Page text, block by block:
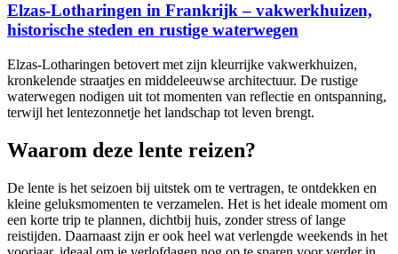
Elzas-Lotharingen in Frankrijk – vakwerkhuizen,
historische steden en rustige waterwegen
Elzas-Lotharingen betovert met zijn kleurrijke vakwerkhuizen,
kronkelende straatjes en middeleeuwse architectuur. De rustige
waterwegen nodigen uit tot momenten van reflectie en ontspanning,
terwijl het lentezonnetje het landschap tot leven brengt.
Waarom deze lente reizen?
De lente is het seizoen bij uitstek om te vertragen, te ontdekken en
kleine geluksmomenten te verzamelen. Het is het ideale moment om
een korte trip te plannen, dichtbij huis, zonder stress of lange
reistijden. Daarnaast zijn er ook heel wat verlengde weekends in het